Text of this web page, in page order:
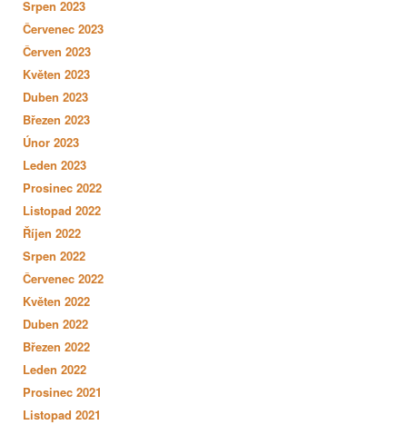
Srpen 2023
Červenec 2023
Červen 2023
Květen 2023
Duben 2023
Březen 2023
Únor 2023
Leden 2023
Prosinec 2022
Listopad 2022
Říjen 2022
Srpen 2022
Červenec 2022
Květen 2022
Duben 2022
Březen 2022
Leden 2022
Prosinec 2021
Listopad 2021